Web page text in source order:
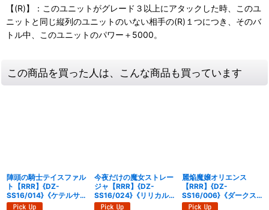
【(R)】：このユニットがグレード３以上にアタックした時、このユ
ニットと同じ縦列のユニットのいない相手の(R)１つにつき、そのバ
トル中、このユニットのパワー＋5000。
この商品を買った人は、こんな商品も買っています
陣頭の騎士テイスファル
ト【RRR】{DZ-
SS16/014}《ケテルサン
クチュアリ》
今夜だけの魔女ストレー
ジャ【RRR】{DZ-
SS16/024}《リリカル
モナステリオ》
麗焔魔嬢オリエンス
【RRR】{DZ-
SS16/006}《ダークス
テイツ》